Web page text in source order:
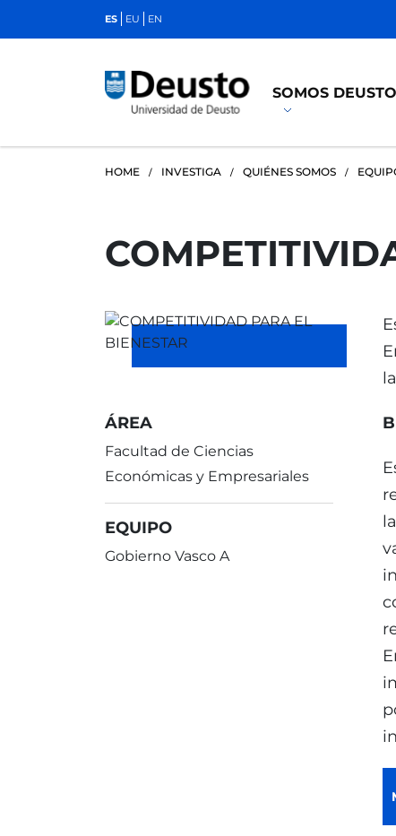
ES EU EN
SOMOS DEUSTO
HOME INVESTIGA QUIÉNES SOMOS
ÁREA
Facultad de Ciencias
Económicas y Empresariales
EQUIPO
Gobierno Vasco A